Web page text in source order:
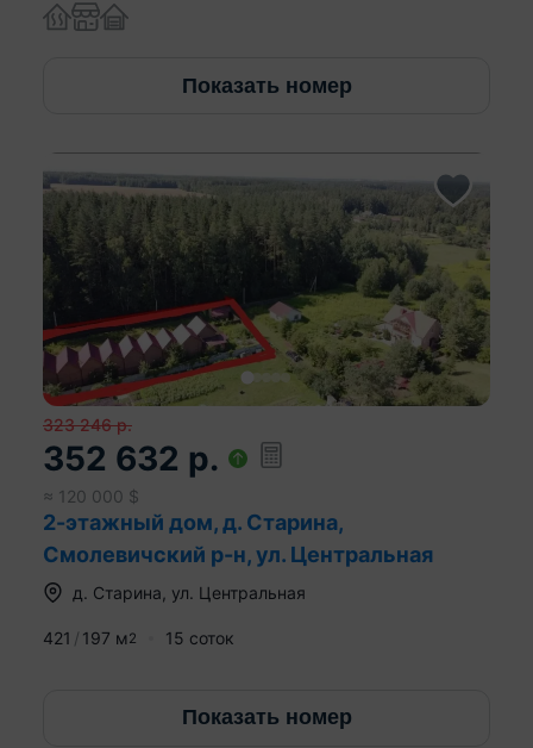
Показать номер
323 246 р.
352 632 р.
≈ 120 000 $
2-этажный дом, д. Старина,
Смолевичский р-н, ул. Центральная
д. Старина ул. Центральная
421 197 м2 15 соток
Показать номер